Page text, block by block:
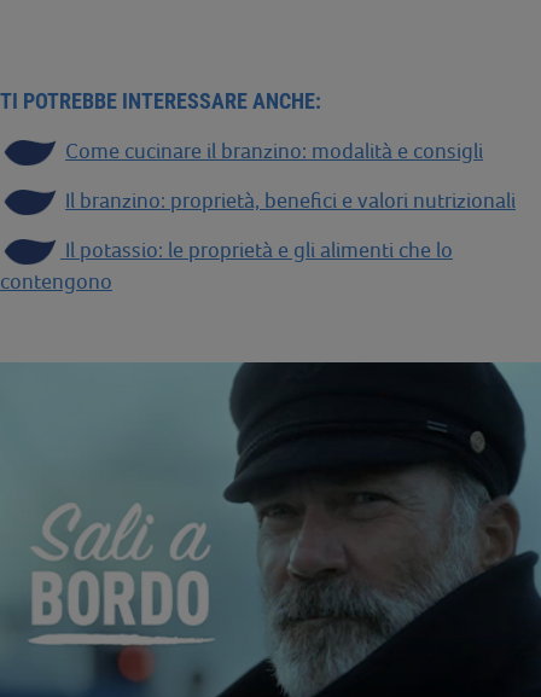
TI POTREBBE INTERESSARE ANCHE:
Come cucinare il branzino: modalità e consigli
Il branzino: proprietà, benefici e valori nutrizionali
Il potassio: le proprietà e gli alimenti che lo
contengono